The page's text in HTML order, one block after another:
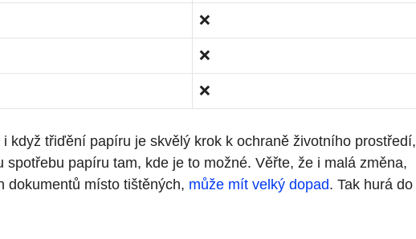
❌
❌
❌
když třiďění papíru je skvělý krok k ochraně životního prostředí,
spotřebu papíru tam, kde je to možné. Věřte, že i malá změna,
dokumentů místo tištěných, může mít velký dopad. Tak hurá do